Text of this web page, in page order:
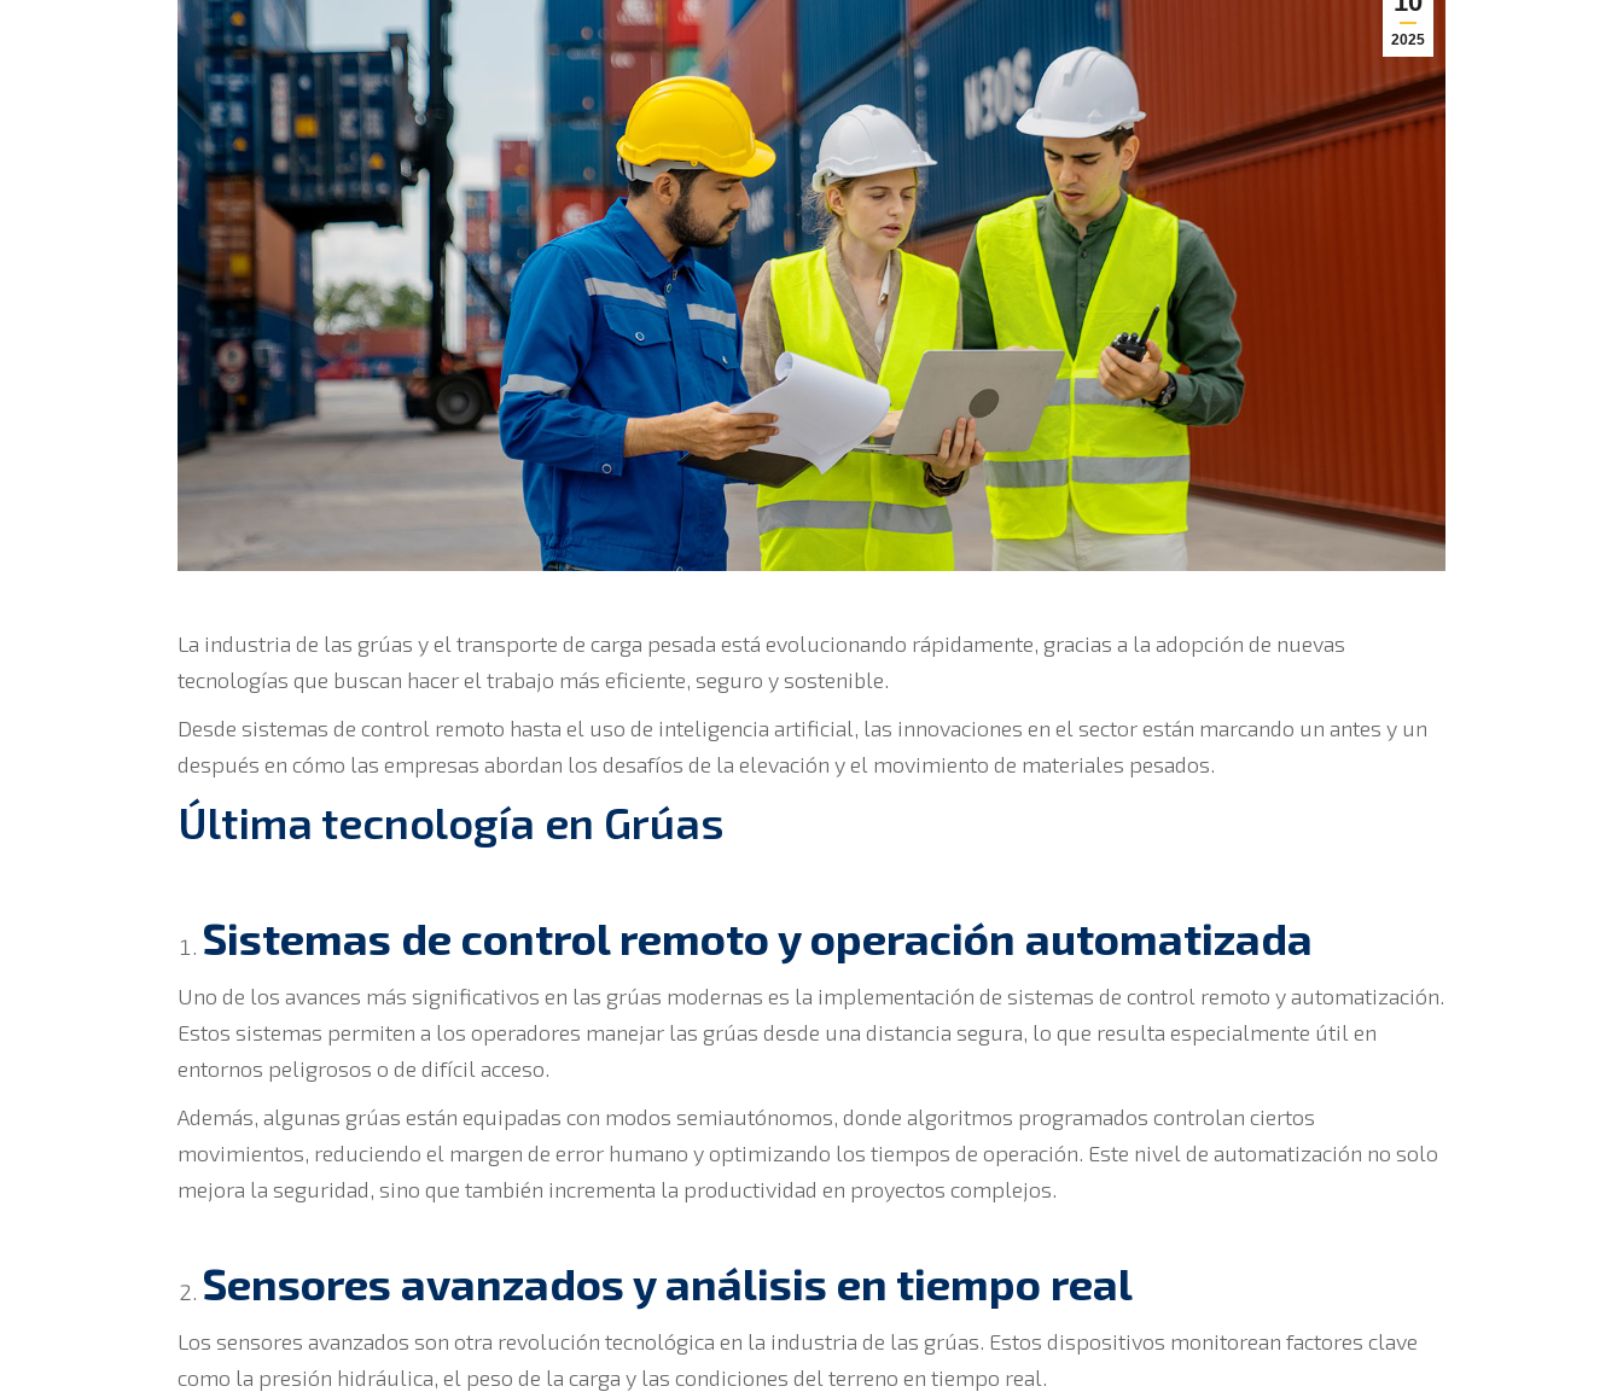
2025
La industria de las grúas y el transporte de carga pesada está evolucionando rápidamente, gracias a la adopción de nuevas
tecnologías que buscan hacer el trabajo más eficiente, seguro y sostenible.
Desde sistemas de control remoto hasta el uso de inteligencia artificial, las innovaciones en el sector están marcando un antes y un
después en cómo las empresas abordan los desafíos de la elevación y el movimiento de materiales pesados.
Última tecnología en Grúas
Sistemas de control remoto y operación automatizada
Uno de los avances más significativos en las grúas modernas es la implementación de sistemas de control remoto y automatización.
Estos sistemas permiten a los operadores manejar las grúas desde una distancia segura, lo que resulta especialmente útil en
entornos peligrosos o de difícil acceso.
Además, algunas grúas están equipadas con modos semiautónomos, donde algoritmos programados controlan ciertos
movimientos, reduciendo el margen de error humano y optimizando los tiempos de operación. Este nivel de automatización no solo
mejora la seguridad, sino que también incrementa la productividad en proyectos complejos.
Sensores avanzados y análisis en tiempo real
Los sensores avanzados son otra revolución tecnológica en la industria de las grúas. Estos dispositivos monitorean factores clave
como la presión hidráulica, el peso de la carga y las condiciones del terreno en tiempo real.